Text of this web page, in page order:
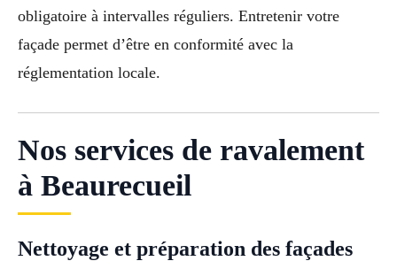
obligatoire à intervalles réguliers. Entretenir votre
façade permet d’être en conformité avec la
réglementation locale.
Nos services de ravalement
à Beaurecueil
Nettoyage et préparation des façades